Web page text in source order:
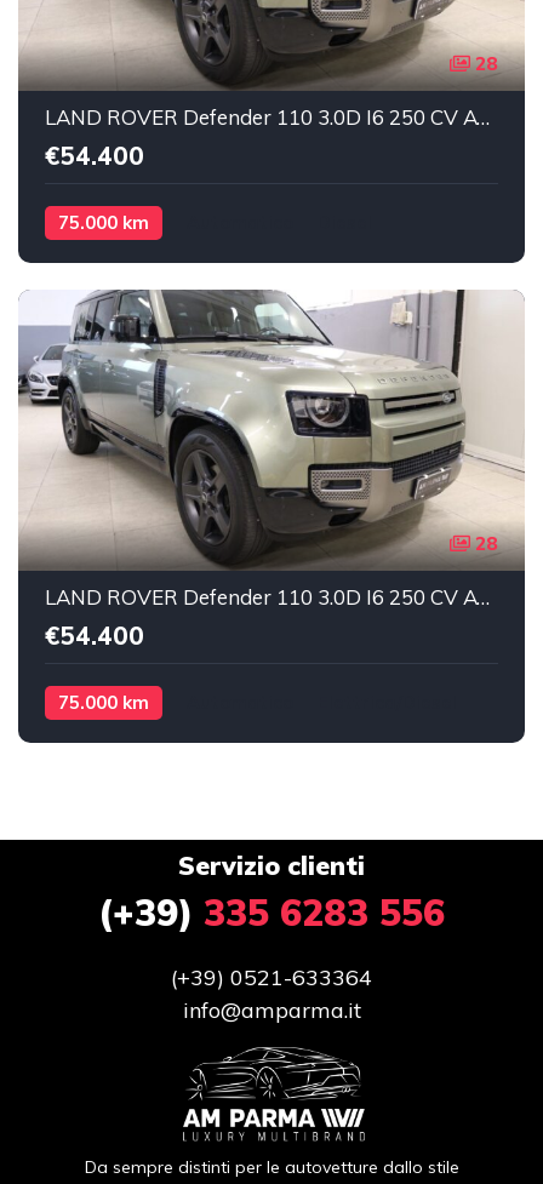
28
LAND ROVER Defender 110 3.0D I6 250 CV AWD X-Dynamic SE 7 POSTI Diesel
€54.400
75.000 km
28
LAND ROVER Defender 110 3.0D I6 250 CV AWD X-Dynamic SE 7 POSTI Elettrica/Diesel
€54.400
75.000 km
Servizio clienti
(+39) 335 6283 556
(+39) 0521-633364
info@amparma.it
Da sempre distinti per le autovetture dallo stile